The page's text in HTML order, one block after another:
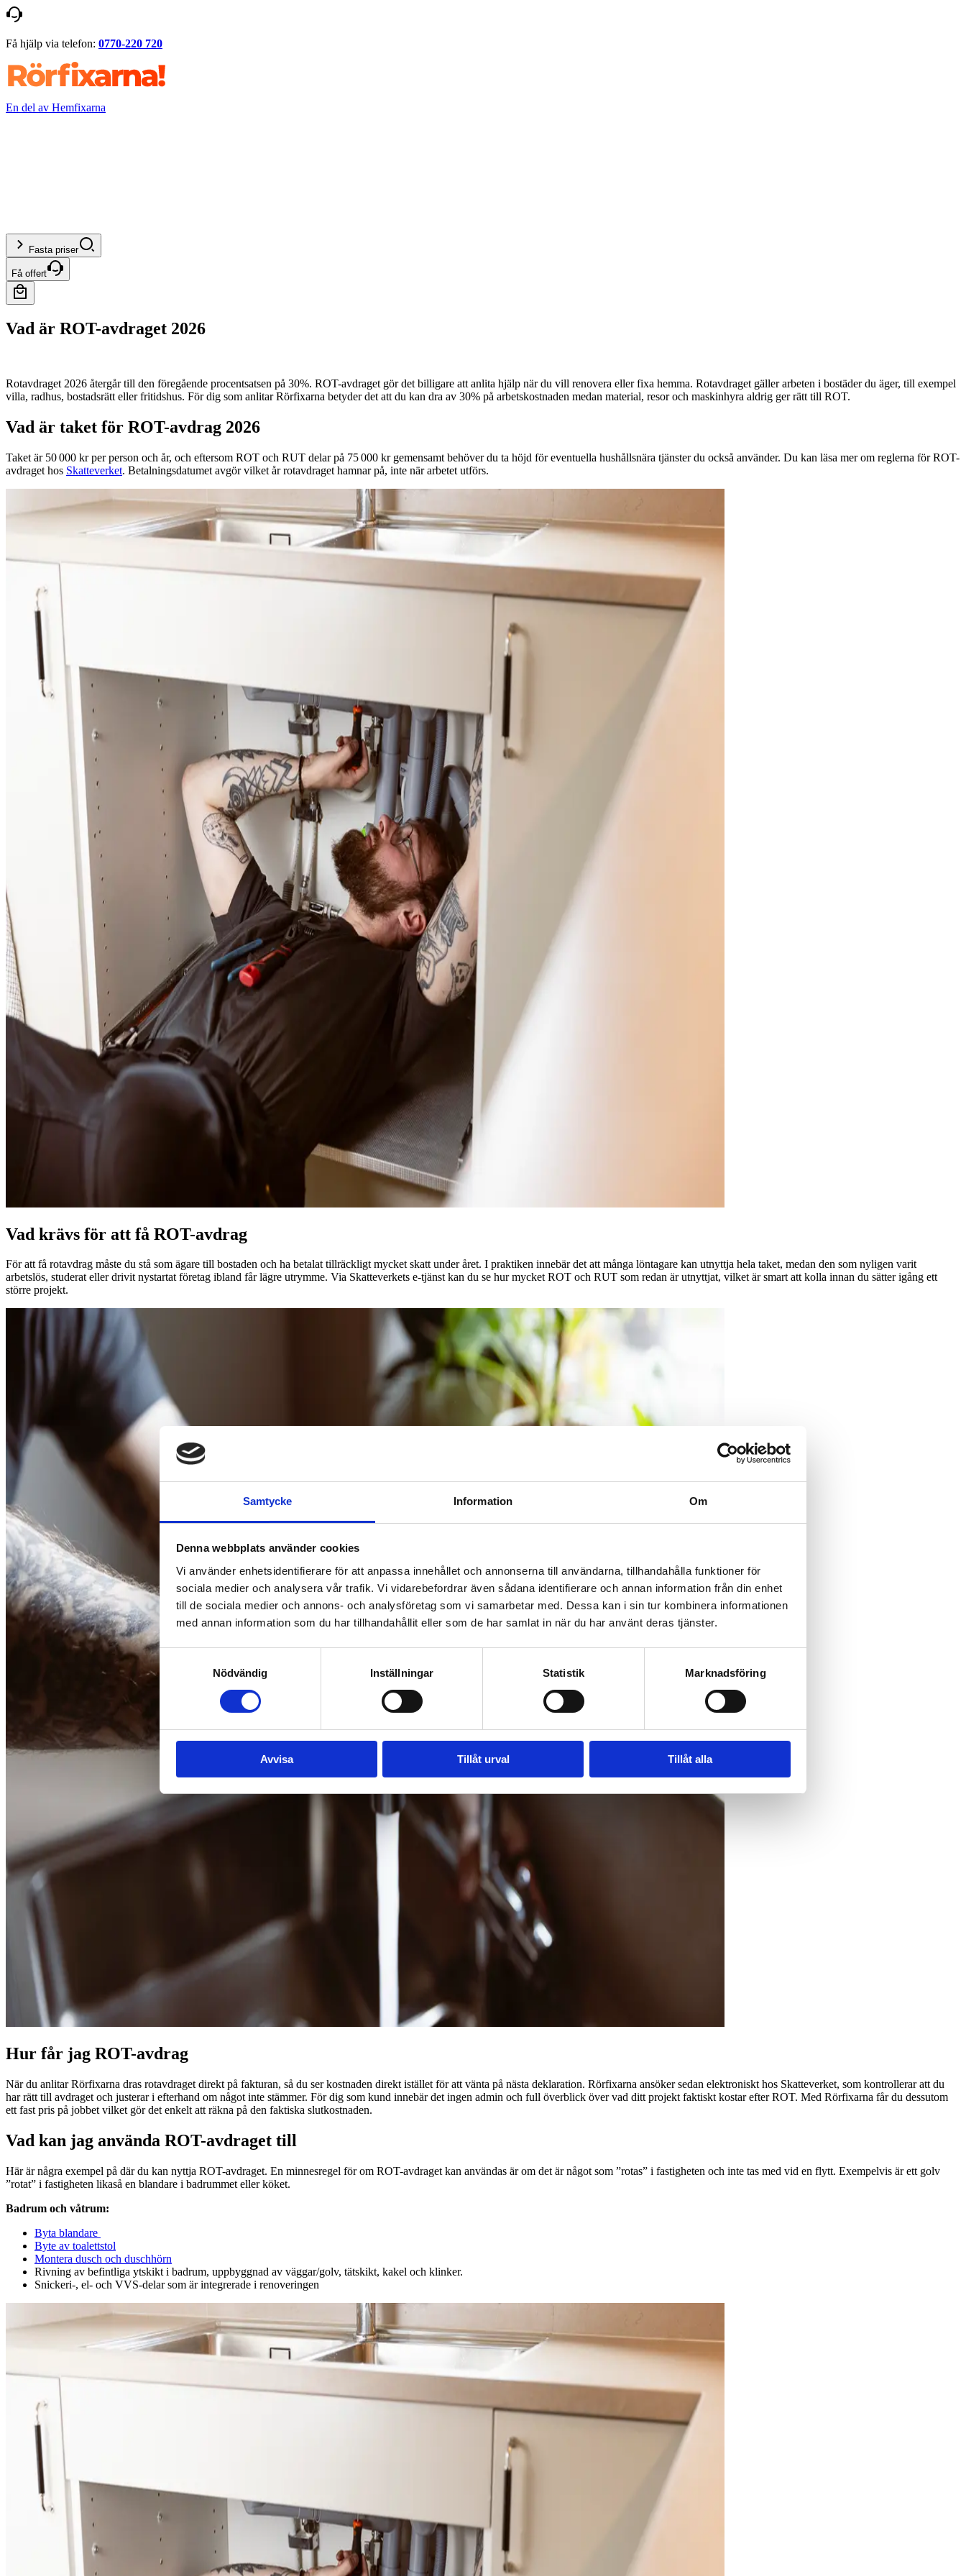
Samtycke Information Om
Denna webbplats använder cookies
Vi använder enhetsidentifierare för att anpassa innehållet och annonserna till användarna, tillhandahålla funktioner för
sociala medier och analysera vår trafik. Vi vidarebefordrar även sådana identifierare och annan information från din enhet
till de sociala medier och annons- och analysföretag som vi samarbetar med. Dessa kan i sin tur kombinera informationen
med annan information som du har tillhandahållit eller som de har samlat in när du har använt deras tjänster.
Samtyckesval
Nödvändig
Inställningar Statistik Marknadsföring
Avvisa Tillåt urval Tillåt alla
Få hjälp via telefon: 0770-220 720
En del av Hemfixarna
Fasta priser
Få offert
Vad är ROT-avdraget 2026
Rotavdraget 2026 återgår till den föregående procentsatsen på 30%. ROT-avdraget gör det billigare att anlita hjälp när du vill renovera eller fixa hemma. Rotavdraget gäller arbeten i bostäder du äger, till exempel
villa, radhus, bostadsrätt eller fritidshus. För dig som anlitar Rörfixarna betyder det att du kan dra av 30% på arbetskostnaden medan material, resor och maskinhyra aldrig ger rätt till ROT.
Vad är taket för ROT-avdrag 2026
Taket är 50 000 kr per person och år, och eftersom ROT och RUT delar på 75 000 kr gemensamt behöver du ta höjd för eventuella hushållsnära tjänster du också använder. Du kan läsa mer om reglerna för ROT-
avdraget hos Skatteverket. ​Betalningsdatumet avgör vilket år rotavdraget hamnar på, inte när arbetet utförs.
Vad krävs för att få ROT-avdrag
För att få rotavdrag måste du stå som ägare till bostaden och ha betalat tillräckligt mycket skatt under året. I praktiken innebär det att många löntagare kan utnyttja hela taket, medan den som nyligen varit
arbetslös, studerat eller drivit nystartat företag ibland får lägre utrymme. Via Skatteverkets e‑tjänst kan du se hur mycket ROT och RUT som redan är utnyttjat, vilket är smart att kolla innan du sätter igång ett
större projekt.
Hur får jag ROT-avdrag
När du anlitar Rörfixarna dras rotavdraget direkt på fakturan, så du ser kostnaden direkt istället för att vänta på nästa deklaration. Rörfixarna ansöker sedan elektroniskt hos Skatteverket, som kontrollerar att du
har rätt till avdraget och justerar i efterhand om något inte stämmer. För dig som kund innebär det ingen admin och full överblick över vad ditt projekt faktiskt kostar efter ROT.​ Med Rörfixarna får du dessutom
ett fast pris på jobbet vilket gör det enkelt att räkna på den faktiska slutkostnaden.
Vad kan jag använda ROT-avdraget till
Här är några exempel på där du kan nyttja ROT-avdraget. En minnesregel för om ROT-avdraget kan användas är om det är något som ”rotas” i fastigheten och inte tas med vid en flytt. Exempelvis är ett golv
”rotat” i fastigheten likaså en blandare i badrummet eller köket.
Badrum och våtrum:
Byta blandare
Byte av toalettstol
Montera dusch och duschhörn
Rivning av befintliga ytskikt i badrum, uppbyggnad av väggar/golv, tätskikt, kakel och klinker.
Snickeri‑, el‑ och VVS‑delar som är integrerade i renoveringen